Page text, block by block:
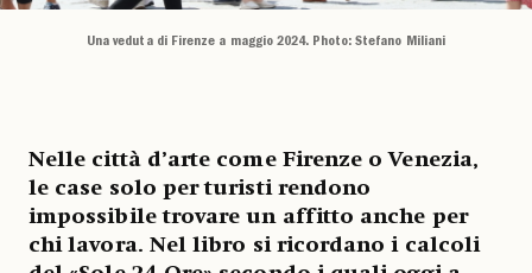
Una veduta di Firenze a maggio 2024. Photo: Stefano Miliani
Nelle città d’arte come Firenze o Venezia,
le case solo per turisti rendono
impossibile trovare un affitto anche per
chi lavora. Nel libro si ricordano i calcoli